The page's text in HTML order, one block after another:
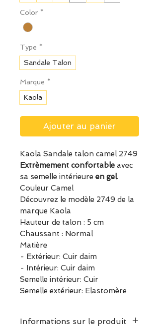
Color *
Type *
Sandale Talon
Marque *
Kaola
Ajouter au panier
Kaola Sandale talon camel 2749
Extrèmement confortable avec
sa semelle intérieure en gel.
Couleur Camel
Découvrez le modèle 2749 de la
marque Kaola
Hauteur de talon : 5 cm
Chaussant : Normal
Matière
- Extérieur: Cuir daim
- Intérieur: Cuir daim
Semelle intérieur: Cuir
Semelle extérieur: Elastomère
Informations sur le produit